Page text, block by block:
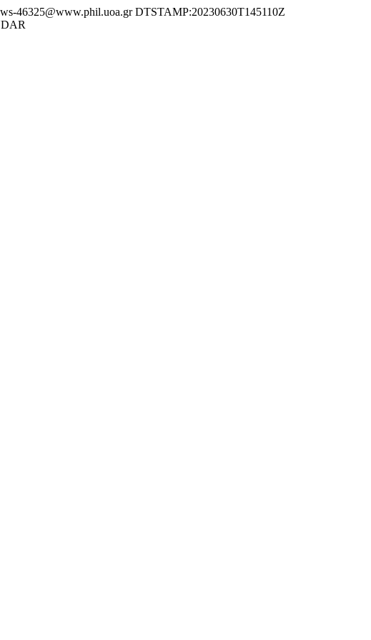
DTSTAMP:20230630T145110Z